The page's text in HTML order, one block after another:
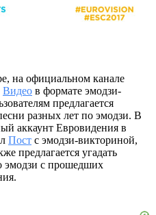
на официальном канале
Видео в формате эмодзи-
предлагается
разных лет по эмодзи. В
аккаунт Евровидения в
Пост с эмодзи-викториной,
предлагается угадать
эмодзи с прошедших